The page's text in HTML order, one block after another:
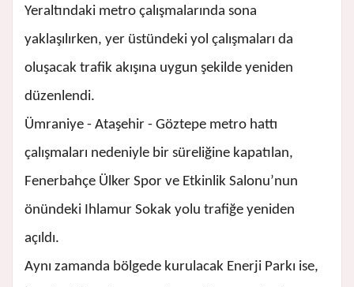
Yeraltındaki metro çalışmalarında sona
yaklaşılırken, yer üstündeki yol çalışmaları da
oluşacak trafik akışına uygun şekilde yeniden
düzenlendi.
Ümraniye - Ataşehir - Göztepe metro hattı
çalışmaları nedeniyle bir süreliğine kapatılan,
Fenerbahçe Ülker Spor ve Etkinlik Salonu’nun
önündeki Ihlamur Sokak yolu trafiğe yeniden
açıldı.
Aynı zamanda bölgede kurulacak Enerji Parkı ise,